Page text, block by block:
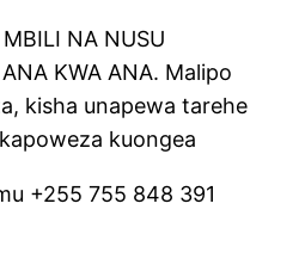
NA NUSU
KWA ANA. Malipo
kisha unapewa tarehe
kuongea
+255 755 848 391